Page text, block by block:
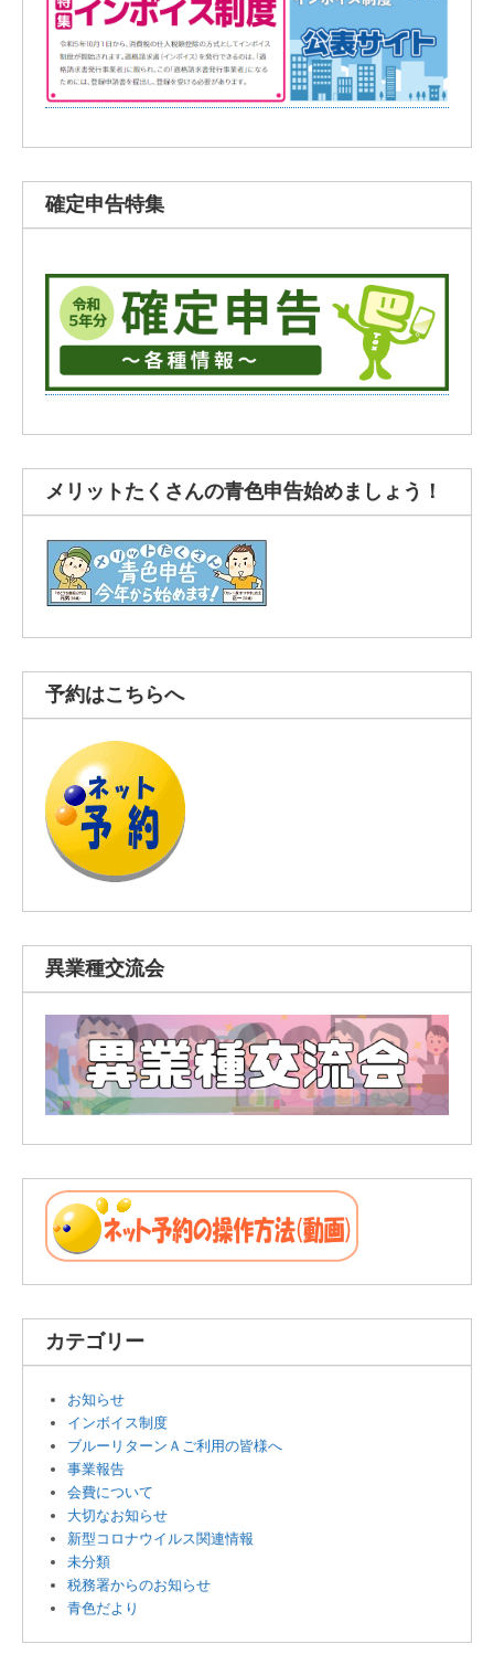
確定申告特集
メリットたくさんの青色申告始めましょう！
予約はこちらへ
異業種交流会
カテゴリー
お知らせ
インボイス制度
ブルーリターンＡご利用の皆様へ
事業報告
会費について
大切なお知らせ
新型コロナウイルス関連情報
未分類
税務署からのお知らせ
青色だより